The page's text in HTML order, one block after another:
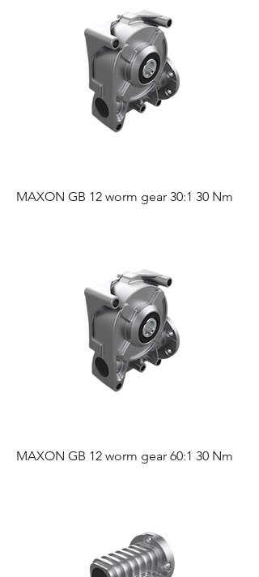
MAXON GB 12 worm gear 30:1 30 Nm
MAXON GB 12 worm gear 60:1 30 Nm